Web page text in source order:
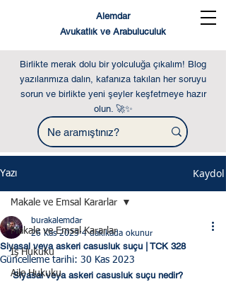
Alemdar
Avukatlık ve Arabuluculuk
Birlikte merak dolu bir yolculuğa çıkalım! Blog
yazılarımıza dalın, kafanıza takılan her soruyu
sorun ve birlikte yeni şeyler keşfetmeye hazır
olun. 🚀✨
Yazı Kaydol
Makale ve Emsal Kararlar
İş Hukuku
Aile Hukuku
Makale ve Emsal Kararlar
Siyasal veya askeri casusluk suçu | TCK 328
burakalemdar
26 Kas 2023 4 dakikada okunur
Güncelleme tarihi: 30 Kas 2023
Siyasal veya askeri casusluk suçu nedir?